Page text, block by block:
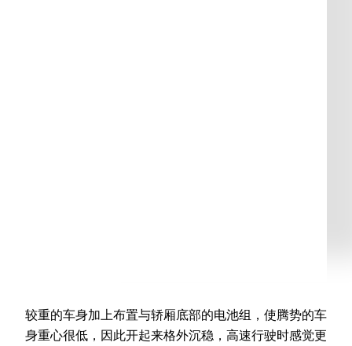
较重的车身加上布置与轿厢底部的电池组，使腾势的车
身重心很低，因此开起来格外沉稳，高速行驶时感觉更